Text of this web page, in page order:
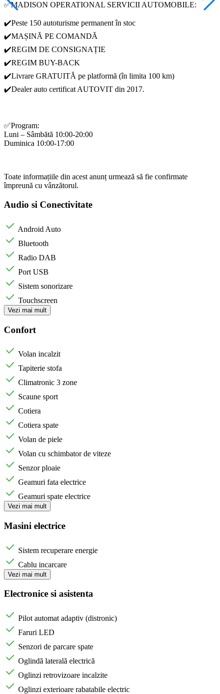
✅MADISON OPERATIONAL SERVICII AUTOMOBILE:
✔️Peste 150 autoturisme permanent în stoc
✔️MAȘINĂ PE COMANDĂ
✔️REGIM DE CONSIGNAȚIE
✔️REGIM BUY-BACK
✔️Livrare GRATUITĂ pe platformă (în limita 100 km)
✔️Dealer auto certificat AUTOVIT din 2017.
✅Program:
Luni – Sâmbătă 10:00-20:00
Duminica 10:00-17:00
Toate informațiile din acest anunț urmează să fie confirmate
împreună cu vânzătorul.
Audio si Conectivitate
Android Auto
Bluetooth
Radio DAB
Port USB
Sistem sonorizare
Touchscreen
Vezi mai mult
Confort
Volan incalzit
Tapiterie stofa
Climatronic 3 zone
Scaune sport
Cotiera
Cotiera spate
Volan de piele
Volan cu schimbator de viteze
Senzor ploaie
Geamuri fata electrice
Geamuri spate electrice
Vezi mai mult
Masini electrice
Sistem recuperare energie
Cablu incarcare
Vezi mai mult
Electronice si asistenta
Pilot automat adaptiv (distronic)
Faruri LED
Senzori de parcare spate
Oglindă laterală electrică
Oglinzi retrovizoare incalzite
Oglinzi exterioare rabatabile electric